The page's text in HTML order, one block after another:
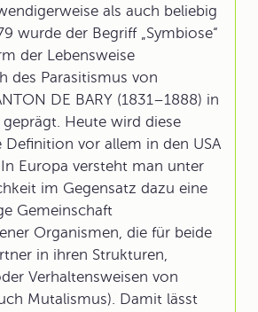
als auch beliebig
wurde der Begriff „Symbiose“
der Lebensweise
des Parasitismus von
DE BARY (1831–1888) in
Heute wird diese
Definition vor allem in den USA
Europa versteht man unter
im Gegensatz dazu eine
Gemeinschaft
Organismen, die für beide
in ihren Strukturen,
Verhaltensweisen von
Mutalismus). Damit lässt